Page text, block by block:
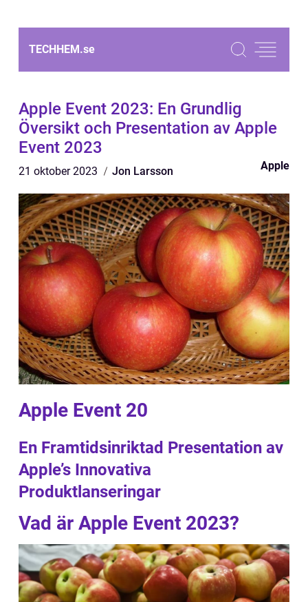
TECHHEM.se
Apple Event 2023: En Grundlig
Översikt och Presentation av Apple
Event 2023
21 oktober 2023 Jon Larsson Apple
Apple Event 20
En Framtidsinriktad Presentation av
Apple’s Innovativa
Produktlanseringar
Vad är Apple Event 2023?